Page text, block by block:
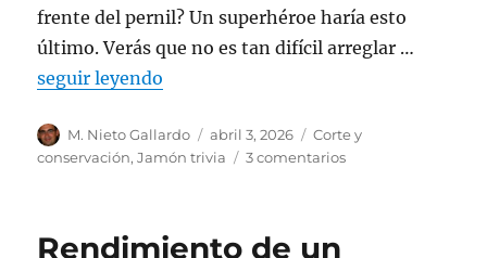
frente del pernil? Un superhéroe haría esto
último. Verás que no es tan difícil arreglar …
seguir leyendo
Autor
M. Nieto Gallardo
Publicado
el
abril 3, 2026 Categorías
Corte y
conservación,Jamón trivia 3 comentarios
Rendimiento de un